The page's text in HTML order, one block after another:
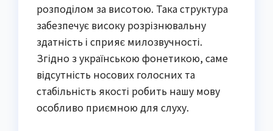
розподілом за висотою. Така структура
забезпечує високу розрізнювальну
здатність і сприяє милозвучності.
Згідно з українською фонетикою, саме
відсутність носових голосних та
стабільність якості робить нашу мову
особливо приємною для слуху.